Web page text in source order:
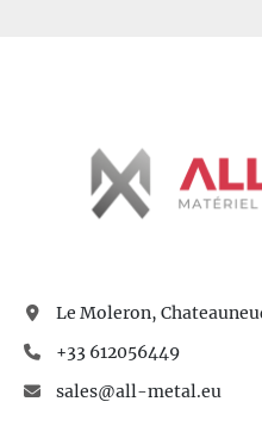
Le Moleron,
+33 612056449
sales@all-metal.eu